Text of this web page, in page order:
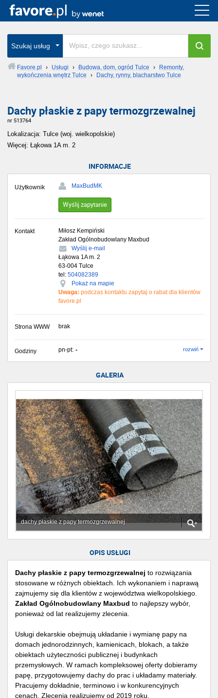
Szukaj usług
Favore.pl › Usługi › Budowa, dom, ogród Tulce ›
Remonty,
wykończenia wnętrz Tulce
› Dachy, rynny, blacharstwo Tulce
Dachy płaskie z papy termozgrzewalnej
nr 513764
Lokalizacja: Tulce (woj. wielkopolskie)
Więcej: Łąkowa 1A m. 2
INFORMACJE
Użytkownik MaxBudMK
Wyślij zapytanie
Kontakt
Miłosz Kempiński
Zakład Ogólnobudowlany Maxbud
Wyślij e-mail
Łąkowa 1A m. 2
63-004 Tulce
tel: 504082389
Pokaż na mapie
Uwaga: podczas kontaktu zapytaj o rabat dla klientów
favore.pl
Strona WWW brak
Godziny pn-pt: - rozwiń
GALERIA
dachy płaskie z papy termozgrzewalnej
OPIS USŁUGI
Dachy płaskie z papy termozgrzewalnej to rozwiązania
stosowane w różnych obiektach. Ich wykonaniem i naprawą
zajmujemy się dla klientów z województwa wielkopolskiego.
Zakład Ogólnobudowlany Maxbud to najlepszy wybór,
ponieważ od lat realizujemy zlecenia.
Usługi dekarskie obejmują układanie i wymianę papy na
domach jednorodzinnych, kamienicach, blokach, a także
obiektach użyteczności publicznej i budynkach
przemysłowych. W ramach kompleksowej oferty dobieramy
papę, przygotowujemy dachy do prac i układamy materiały.
Pracujemy dokładnie, terminowo i w konkurencyjnych
cenach. Zlecenia realizujemy od 2019 roku.